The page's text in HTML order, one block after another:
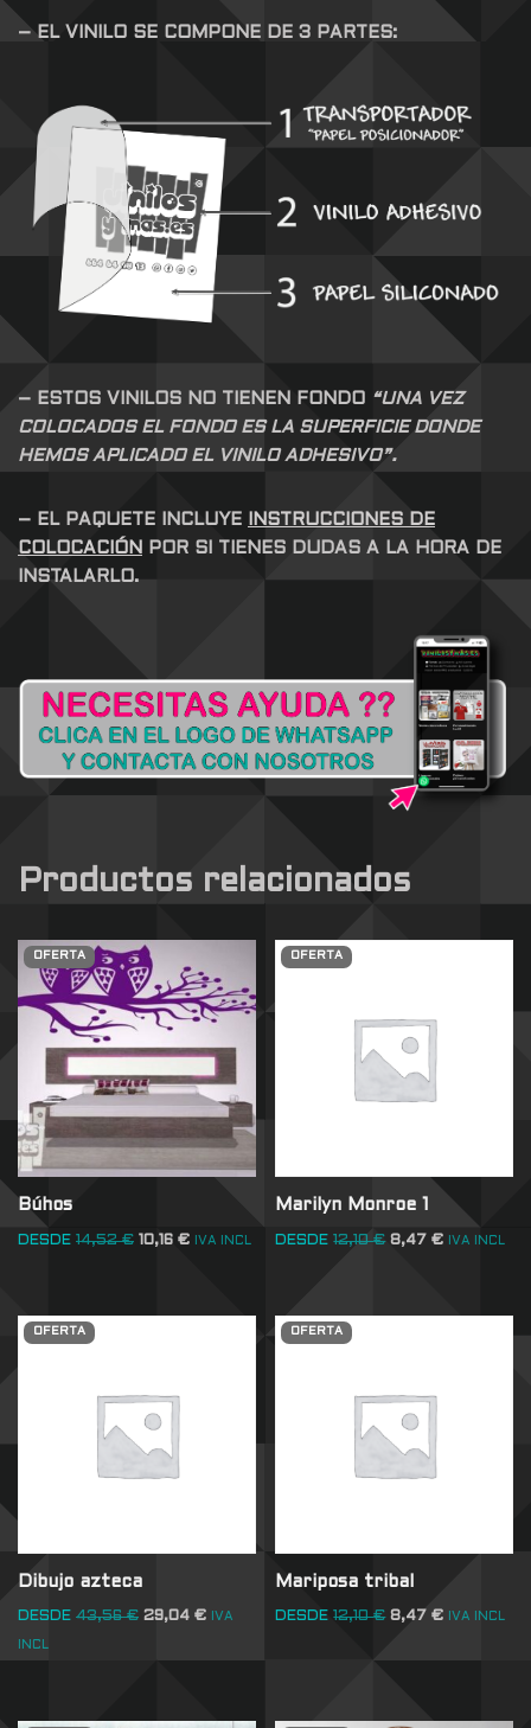
– EL VINILO SE COMPONE DE 3 PARTES:
– ESTOS VINILOS NO TIENEN FONDO “UNA VEZ
COLOCADOS EL FONDO ES LA SUPERFICIE DONDE
HEMOS APLICADO EL VINILO ADHESIVO”.
– EL PAQUETE INCLUYE
INSTRUCCIONES DE
COLOCACIÓN
POR SI TIENES DUDAS A LA HORA DE
INSTALARLO.
Productos relacionados
OFERTA
Búhos
DESDE 14,52€ 10,16 € IVA INCL
OFERTA
Marilyn Monroe 1
DESDE 12,10€ 8,47€ IVA INCL
OFERTA
Dibujo azteca
DESDE 43,56€ 29,04 € IVA
INCL
OFERTA
Mariposa tribal
DESDE 12,10€ 8,47€ IVA INCL